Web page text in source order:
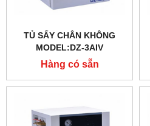
TỦ SẤY CHÂN KHÔNG
MODEL:DZ-3AIV
Hàng có sẵn